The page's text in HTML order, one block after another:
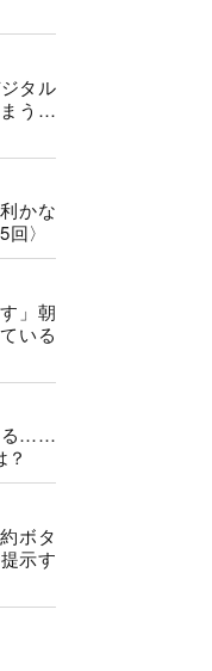
タル
まう…
かな
〉
」朝
いる
る……
ボタ
示す